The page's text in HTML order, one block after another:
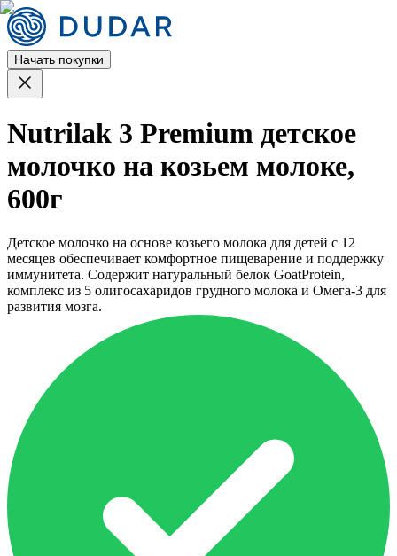
Начать покупки
Nutrilak 3 Premium детское
молочко на козьем молоке,
600г
Детское молочко на основе козьего молока для детей с 12
месяцев обеспечивает комфортное пищеварение и поддержку
иммунитета. Содержит натуральный белок GoatProtein,
комплекс из 5 олигосахаридов грудного молока и Омега-3 для
развития мозга.